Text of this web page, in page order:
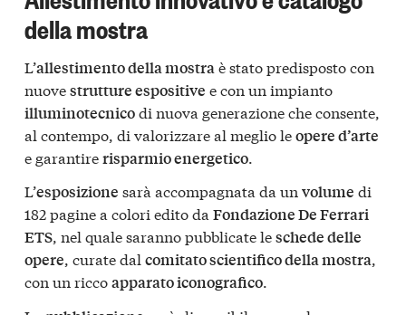
della mostra
L’allestimento della mostra è stato predisposto con
nuovestrutture espositive e con un impianto
illuminotecnicodi nuova generazione che consente,
al contempo, di valorizzare al meglio leopere d’arte
e garantirerisparmio energetico
L’esposizione sarà accompagnata da un volume di
182 pagine a colori edito da Fondazione De Ferrari
ETS, nel quale saranno pubblicate leschede delle
opere, curate dal comitato scientifico della mostra,
con un riccoapparato iconografico.